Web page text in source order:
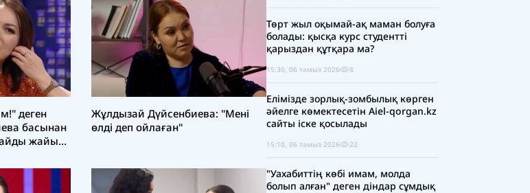
деген
басынан
жайып
Жұлдызай Дүйсенбиева: "Мені
өлді деп ойлаған"
Төрт жыл оқымай-ақ маман болуға
болады: қысқа курс студентті
қарыздан құтқара ма?
15:30, 06 тамыз 2026 8
Елімізде зорлық-зомбылық көрген
әйелге көмектесетін Aiel-qorgan.kz
сайты іске қосылады
15:10, 06 тамыз 2026 22
"Уахабиттің көбі имам, молда
болып алған" деген діндар сұмдық